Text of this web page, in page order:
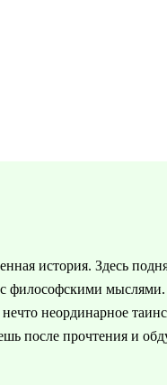
история. Здесь
философскими
неординарное
после прочтения и